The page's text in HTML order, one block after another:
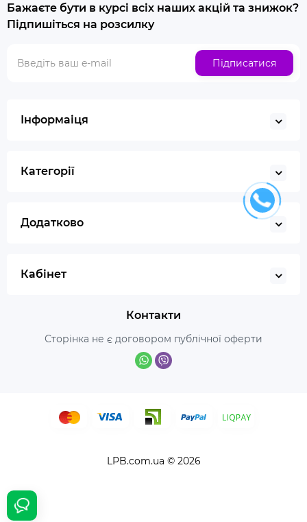
Бажаєте бути в курсі всіх наших акцій та знижок?
Підпишіться на розсилку
Підписатися
Інформаіця
Категорії
Додатково
Кабінет
Контакти
Сторінка не є договором публічної оферти
LPB.com.ua © 2026